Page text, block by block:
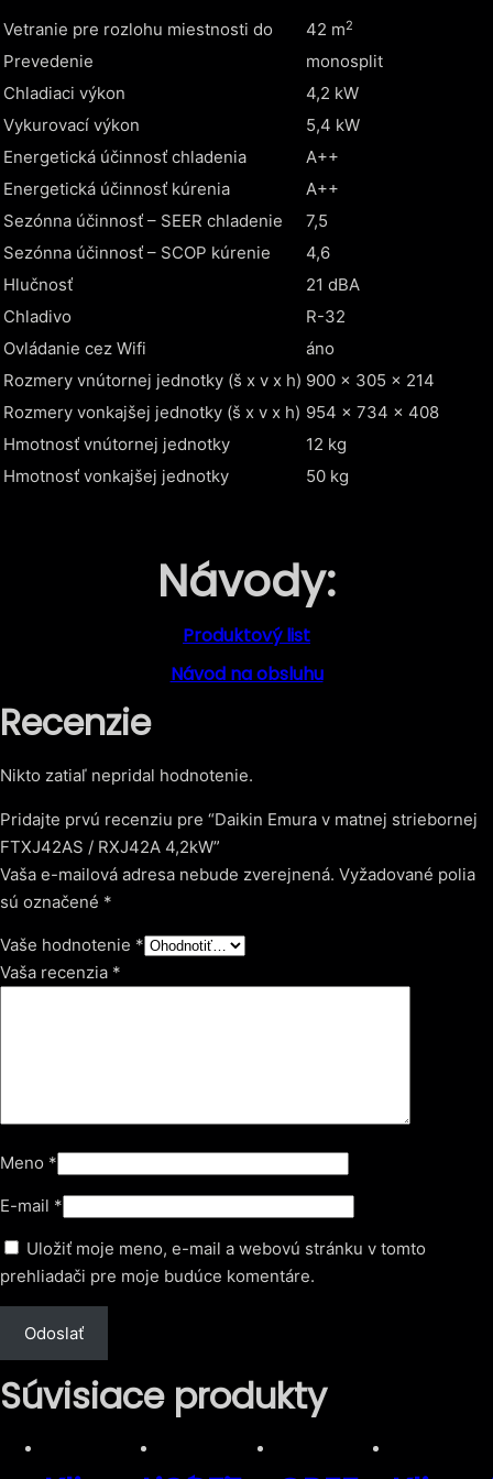
Vetranie pre rozlohu miestnosti do 42 m2
Prevedenie
monosplit
Chladiaci výkon
4,2 kW
Vykurovací výkon
5,4 kW
Energetická účinnosť chladenia
A++
Energetická účinnosť kúrenia
A++
Sezónna účinnosť – SEER chladenie
7,5
Sezónna účinnosť – SCOP kúrenie
4,6
Hlučnosť
21 dBA
Chladivo
R-32
Ovládanie cez Wifi
áno
Rozmery vnútornej jednotky (š x v x h) 900 x 305 x 214
Rozmery vonkajšej jednotky (š x v x h) 954 x 734 x 408
Hmotnosť vnútornej jednotky
12 kg
Hmotnosť vonkajšej jednotky
50 kg
Návody:
Produktový list
Návod na obsluhu
Recenzie
Nikto zatiaľ nepridal hodnotenie.
Pridajte prvú recenziu pre “Daikin Emura v matnej striebornej
FTXJ42AS / RXJ42A 4,2kW”
Vaša e-mailová adresa nebude zverejnená. Vyžadované polia
sú označené *
Vaše hodnotenie *
Vaša recenzia *
Meno *
E-mail *
Uložiť moje meno, e-mail a webovú stránku v tomto
prehliadači pre moje budúce komentáre.
Súvisiace produkty